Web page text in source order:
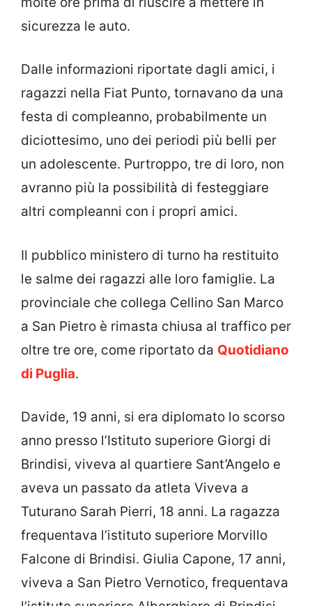
sicurezza le auto.
Dalle informazioni riportate dagli amici, i
ragazzi nella Fiat Punto, tornavano da una
festa di compleanno, probabilmente un
diciottesimo, uno dei periodi più belli per
un adolescente. Purtroppo, tre di loro, non
avranno più la possibilità di festeggiare
altri compleanni con i propri amici.
Il pubblico ministero di turno ha restituito
le salme dei ragazzi alle loro famiglie. La
provinciale che collega Cellino San Marco
a San Pietro è rimasta chiusa al traffico per
oltre tre ore, come riportato da Quotidiano
di Puglia.
Davide, 19 anni, si era diplomato lo scorso
anno presso l’Istituto superiore Giorgi di
Brindisi, viveva al quartiere Sant’Angelo e
aveva un passato da atleta Viveva a
Tuturano Sarah Pierri, 18 anni. La ragazza
frequentava l’istituto superiore Morvillo
Falcone di Brindisi. Giulia Capone, 17 anni,
viveva a San Pietro Vernotico, frequentava